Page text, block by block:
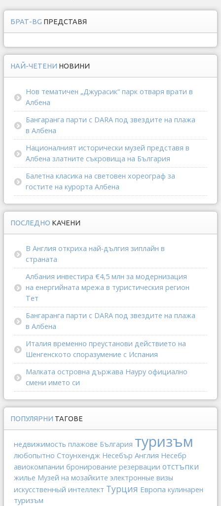
БРАТ-BG ПРЕДСТАВЯ
НАЙ-ЧЕТЕНИ НОВИНИ
Нов тематичен „Джурасик“ парк отваря врати в
Албена
Бангаранга парти с DARA под звездите на плажа
в Албена
Националният исторически музей представя в
Албена златните съкровища на България
Балетна класика на световен хореограф за
гостите на курорта Албена
ПОСЛЕДНО КАЧЕНИ
В Англия откриха най-дългия зиплайн в
страната
Албания инвестира €4,5 млн за модернизация
на енергийната мрежа в туристическия регион
Тет
Бангаранга парти с DARA под звездите на плажа
в Албена
Италия временно преустанови действието на
Шенгенското споразумение с Испания
Малката островна държава Науру официално
смени името си
ПОПУЛЯРНИ ТАГОВЕ
недвижимость плажове България туризъм
любопытно Стоунхендж Несебър Англия Несебр
авиокомпании бронирование резервации отстъпки
жилье Музей на мозайките электронные визы
искусственный интеллект Турция Европа кулинарен
туризъм